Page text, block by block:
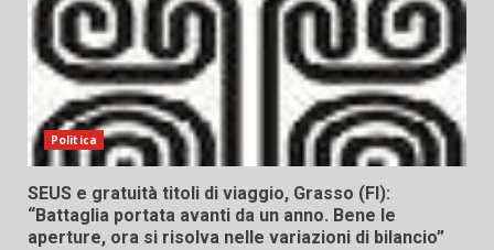
Politica
SEUS e gratuità titoli di viaggio, Grasso (FI):
“Battaglia portata avanti da un anno. Bene le
aperture, ora si risolva nelle variazioni di bilancio”